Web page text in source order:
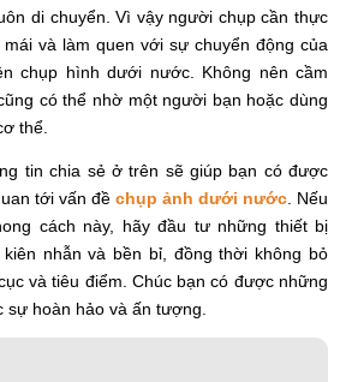
di chuyển. Vì vậy người chụp cần thực
và làm quen với sự chuyển động của
chụp hình dưới nước. Không nên cầm
có thể nhờ một người bạn hoặc dùng
thể.
tin chia sẻ ở trên sẽ giúp bạn có được
tới vấn đề chụp ảnh dưới nước . Nếu
cách này, hãy đầu tư những thiết bị
nhẫn và bền bỉ, đồng thời không bỏ
và tiêu điểm. Chúc bạn có được những
hoàn hảo và ấn tượng.